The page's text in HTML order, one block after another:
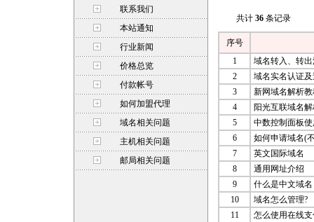
联系我们
本站通知
行业新闻
价格总览
付款帐号
如何加盟代理
域名相关问题
主机相关问题
邮局相关问题
共计 36 条记录
序号
1
域名转入、转
2
域名实名认证
3
新网域名解析
4
阳光互联域名
5
中数控制面板
6
如何申请域名(
7
英文国际域名
8
通用网址介绍
9
什么是中文域名
10
域名怎么管理?
11
怎么使用在线支